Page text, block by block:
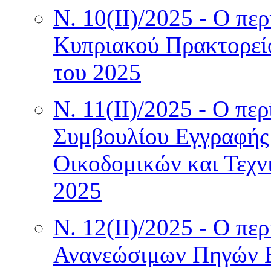
Ν. 10(II)/2025 - Ο
Κυπριακού
του 2025
Ν. 11(II)/2025 - Ο
Συμβουλίου
Οικοδομικών και
2025
Ν. 12(II)/2025 - Ο
Ανανεώσιμων Πηγών